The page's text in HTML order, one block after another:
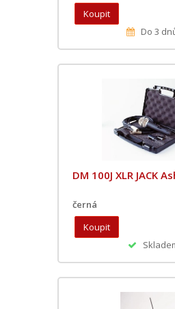
Do 3
DM 100J XLR JACK
černá